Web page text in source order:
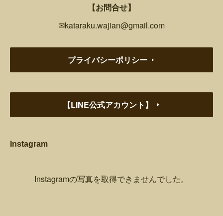
【お問合せ】
✉kataraku.wajian@gmail.com
プライバシーポリシー
【LINE公式アカウント】
Instagram
Instagramの写真を取得できませんでした。